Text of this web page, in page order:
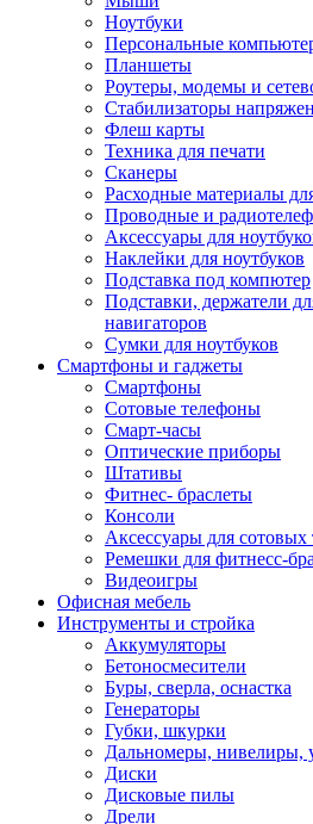
Ноутбуки
Персональные
Планшеты
Роутеры, модемы и
Стабилизаторы
Флеш карты
Техника для печати
Сканеры
Расходные материалы
Проводные и
Аксессуары для
Наклейки для ноутбуков
Подставка под компютер
Подставки, держатели
навигаторов
Сумки для ноутбуков
Смартфоны и гаджеты
Смартфоны
Сотовые телефоны
Смарт-часы
Оптические приборы
Штативы
Фитнес- браслеты
Консоли
Аксессуары для сотовых
Ремешки для фитнесс-
Видеоигры
Офисная мебель
Инструменты и стройка
Аккумуляторы
Бетоносмесители
Буры, сверла, оснастка
Генераторы
Губки, шкурки
Дальномеры, нивелиры,
Диски
Дисковые пилы
Дрели